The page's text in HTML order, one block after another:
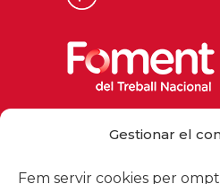
Gestionar el
Fem servir cookies per
foment@foment.com